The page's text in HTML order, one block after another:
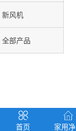
首页 家用
新风机
全部产品